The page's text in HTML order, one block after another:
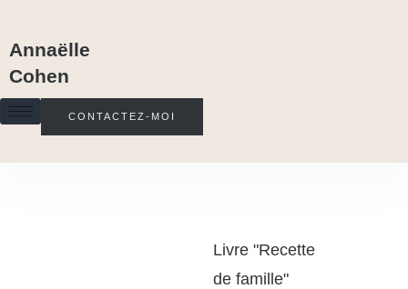
Annaëlle
Cohen
CONTACTEZ-MOI
Livre "Recette
de famille"